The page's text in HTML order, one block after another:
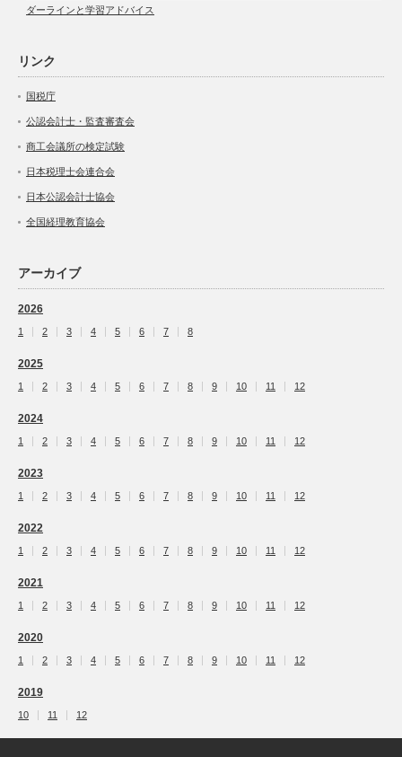
ダーラインと学習アドバイス
リンク
国税庁
公認会計士・監査審査会
商工会議所の検定試験
日本税理士会連合会
日本公認会計士協会
全国経理教育協会
アーカイブ
2026
1 2 3 4 5 6 7 8
2025
1 2 3 4 5 6 7 8 9 10 11 12
2024
1 2 3 4 5 6 7 8 9 10 11 12
2023
1 2 3 4 5 6 7 8 9 10 11 12
2022
1 2 3 4 5 6 7 8 9 10 11 12
2021
1 2 3 4 5 6 7 8 9 10 11 12
2020
1 2 3 4 5 6 7 8 9 10 11 12
2019
10 11 12